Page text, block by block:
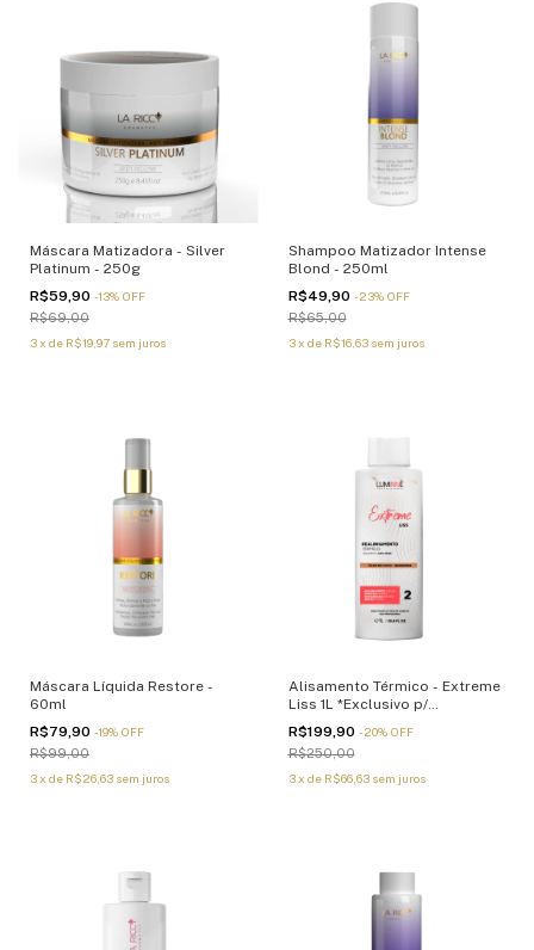
Máscara Matizadora - Silver
Platinum - 250g
R$59,90 -13% OFF
R$69,00
3x de R$19,97 sem juros
Shampoo Matizador Intense
Blond - 250ml
R$49,90 -23% OFF
R$65,00
3 x de R$16,63 sem juros
Máscara Líquida Restore -
60ml
R$79,90 -19% OFF
R$99,00
3x de R$26,63 sem juros
Alisamento Térmico - Extreme
Liss 1L *Exclusivo p/
Profissionais
R$199,90 -20% OFF
R$250,00
3 x de R$66,63 sem juros